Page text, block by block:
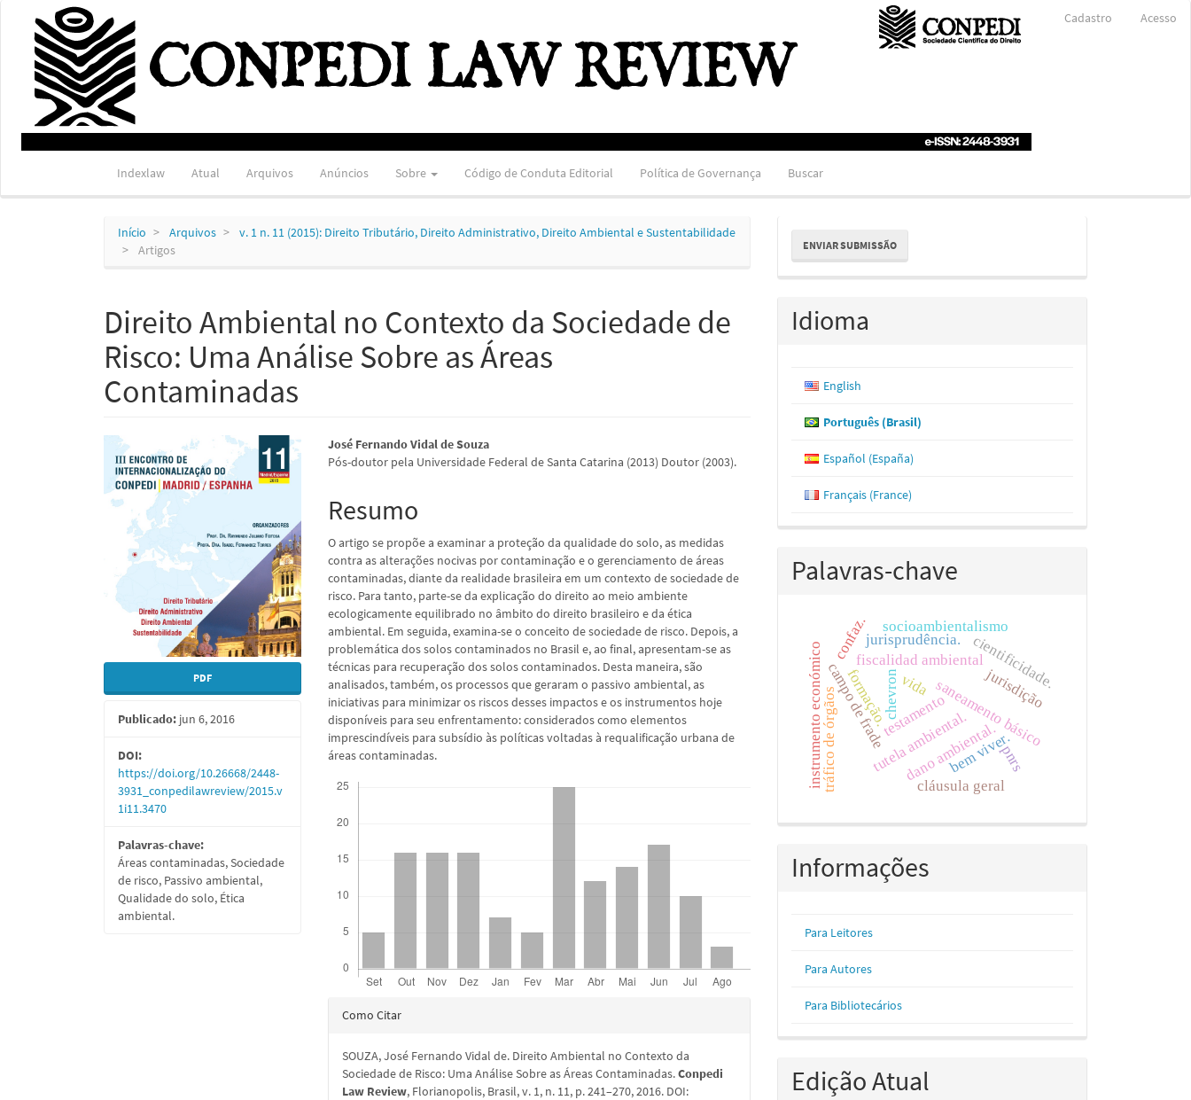
Navegação
Principal
Conteúdo
principal
Barra
Lateral
Cadastro Acesso
Indexlaw Atual Arquivos Anúncios Sobre Código de Conduta Editorial Política de Governança Buscar
Início Arquivos
v. 1 n. 11 (2015): Direito Tributário, Direito Administrativo, Direito Ambiental e Sustentabilidade
Artigos
Direito Ambiental no Contexto da Sociedade de
Risco: Uma Análise Sobre as Áreas
Contaminadas
Barra
lateral
de
artigos
PDF
Publicado: jun 6, 2016
DOI:
https://doi.org/10.26668/2448-
3931_conpedilawreview/2015.v
1i11.3470
Palavras-chave:
Áreas contaminadas, Sociedade
de risco, Passivo ambiental,
Qualidade do solo, Ética
ambiental.
Conteúdo
do
artigo
principal
José Fernando Vidal de Souza
Pós-doutor pela Universidade Federal de Santa Catarina (2013) Doutor (2003).
Resumo
O artigo se propõe a examinar a proteção da qualidade do solo, as medidas
contra as alterações nocivas por contaminação e o gerenciamento de áreas
contaminadas, diante da realidade brasileira em um contexto de sociedade de
risco. Para tanto, parte-se da explicação do direito ao meio ambiente
ecologicamente equilibrado no âmbito do direito brasileiro e da ética
ambiental. Em seguida, examina-se o conceito de sociedade de risco. Depois, a
problemática dos solos contaminados no Brasil e, ao final, apresentam-se as
técnicas para recuperação dos solos contaminados. Desta maneira, são
analisados, também, os processos que geraram o passivo ambiental, as
iniciativas para minimizar os riscos desses impactos e os instrumentos hoje
disponíveis para seu enfrentamento: considerados como elementos
imprescindíveis para subsídio às políticas voltadas à requalificação urbana de
áreas contaminadas.
Detalhes
artigo
Como Citar
SOUZA, José Fernando Vidal de. Direito Ambiental no Contexto da
Sociedade de Risco: Uma Análise Sobre as Áreas Contaminadas.Conpedi
Law Review, Florianopolis, Brasil, v. 1, n. 11, p. 241–270, 2016. DOI:
Enviar
Submissão
ENVIAR SUBMISSÃO
Idioma
English
Português (Brasil)
Español (España)
Français (France)
Palavras-chave
saneamento básico
tutela ambiental.
vida
testamento
dano ambiental.
campo de fradechevron
instrumento económico fiscalidad ambientalcientificidade.
jurisdição
confaz. socioambientalismo
bem viver.
pnrs
jurisprudência.
cláusula geral
tráfico de órgãosformação.
Informações
Para Leitores
Para Autores
Para Bibliotecários
Edição Atual